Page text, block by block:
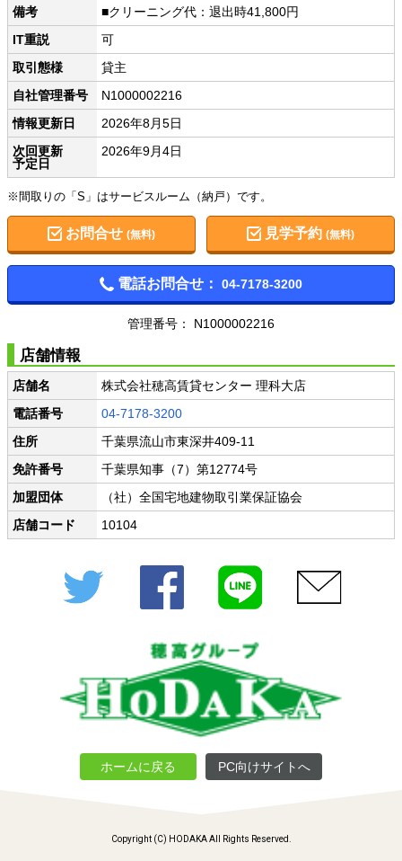
備考
■クリーニング代：退出時41,800円
IT重説
可
取引態様
貸主
自社管理番号
N1000002216
情報更新日
2026年8月5日
次回更新
予定日
2026年9月4日
※間取りの「S」はサービスルーム（納戸）です。
お問合せ (無料) 見学予約(無料)
電話お問合せ： 04-7178-3200
管理番号： N1000002216
店舗情報
店舗名
株式会社穂高賃貸センター 理科大店
電話番号
04-7178-3200
住所
千葉県流山市東深井409-11
免許番号
千葉県知事（7）第12774号
加盟団体
（社）全国宅地建物取引業保証協会
店舗コード
10104
Twitter Facebook
ホームに戻る PC向けサイトへ
Copyright (C) HODAKA All Rights Reserved.